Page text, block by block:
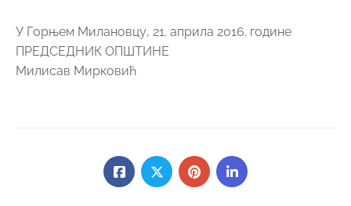
У Горњем Милановцу, 21. априла 2016. године
ПРЕДСЕДНИК ОПШТИНЕ
Милисав Мирковић